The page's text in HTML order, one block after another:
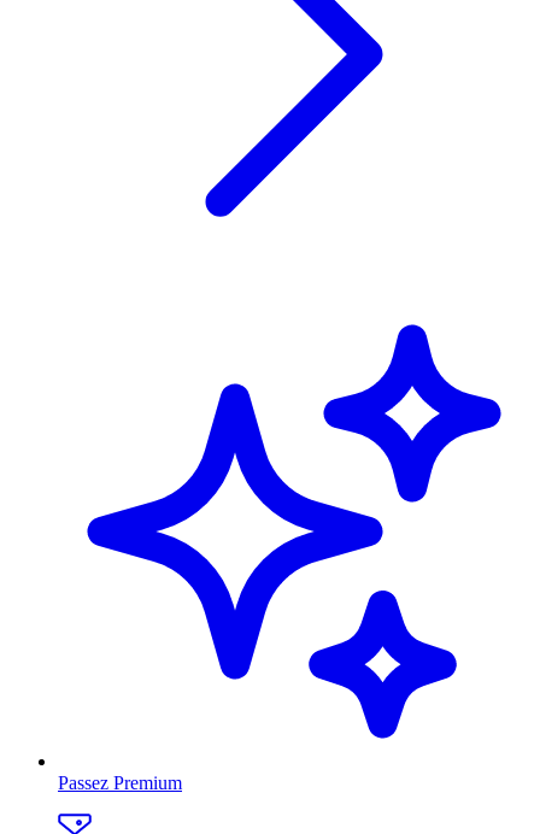
Passez Premium